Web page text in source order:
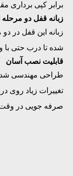
برابر کپی ‌برداری
زبانه قفل دو مرحله
زبانه این قفل در
شده تا درب حتی با
قابلیت نصب آسان
طراحی مهندسی شده
تغییرات زیاد روی
صرفه‌ جویی در